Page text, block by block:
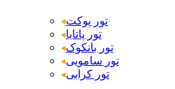
تور پوکت
تور پاتایا
تور بانکوک
تور سامویی
تور کرابی